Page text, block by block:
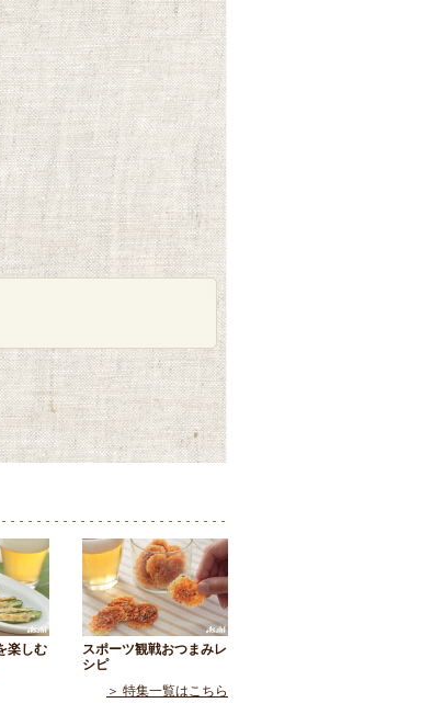
楽しむ
スポーツ観戦おつまみレ
シピ
＞ 特集一覧はこちら